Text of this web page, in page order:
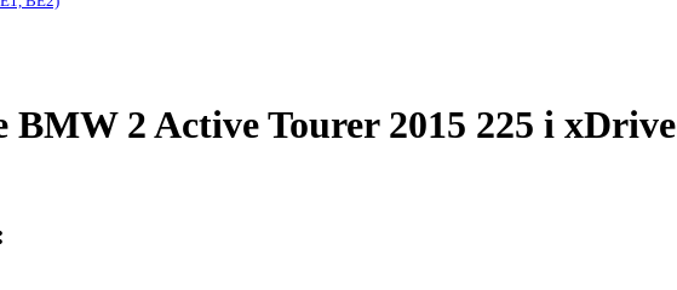
2 Active Tourer 2015 225 i xDrive